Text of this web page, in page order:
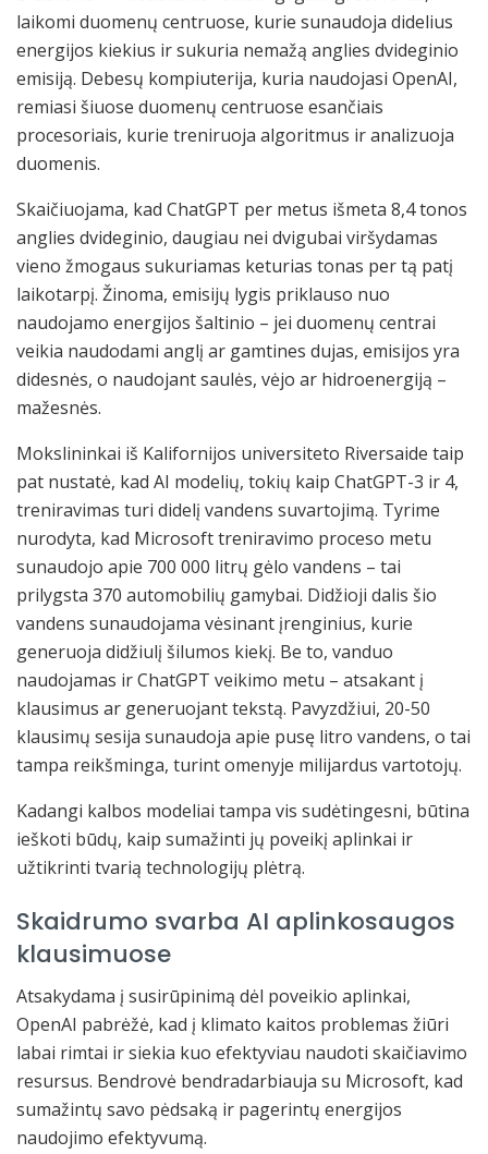
laikomi duomenų centruose, kurie sunaudoja didelius
energijos kiekius ir sukuria nemažą anglies dvideginio
emisiją. Debesų kompiuterija, kuria naudojasi OpenAI,
remiasi šiuose duomenų centruose esančiais
procesoriais, kurie treniruoja algoritmus ir analizuoja
duomenis.
Skaičiuojama, kad ChatGPT per metus išmeta 8,4 tonos
anglies dvideginio, daugiau nei dvigubai viršydamas
vieno žmogaus sukuriamas keturias tonas per tą patį
laikotarpį. Žinoma, emisijų lygis priklauso nuo
naudojamo energijos šaltinio – jei duomenų centrai
veikia naudodami anglį ar gamtines dujas, emisijos yra
didesnės, o naudojant saulės, vėjo ar hidroenergiją –
mažesnės.
Mokslininkai iš Kalifornijos universiteto Riversaide taip
pat nustatė, kad AI modelių, tokių kaip ChatGPT-3 ir 4,
treniravimas turi didelį vandens suvartojimą. Tyrime
nurodyta, kad Microsoft treniravimo proceso metu
sunaudojo apie 700 000 litrų gėlo vandens – tai
prilygsta 370 automobilių gamybai. Didžioji dalis šio
vandens sunaudojama vėsinant įrenginius, kurie
generuoja didžiulį šilumos kiekį. Be to, vanduo
naudojamas ir ChatGPT veikimo metu – atsakant į
klausimus ar generuojant tekstą. Pavyzdžiui, 20-50
klausimų sesija sunaudoja apie pusę litro vandens, o tai
tampa reikšminga, turint omenyje milijardus vartotojų.
Kadangi kalbos modeliai tampa vis sudėtingesni, būtina
ieškoti būdų, kaip sumažinti jų poveikį aplinkai ir
užtikrinti tvarią technologijų plėtrą.
Skaidrumo svarba AI aplinkosaugos
klausimuose
Atsakydama į susirūpinimą dėl poveikio aplinkai,
OpenAI pabrėžė, kad į klimato kaitos problemas žiūri
labai rimtai ir siekia kuo efektyviau naudoti skaičiavimo
resursus. Bendrovė bendradarbiauja su Microsoft, kad
sumažintų savo pėdsaką ir pagerintų energijos
naudojimo efektyvumą.